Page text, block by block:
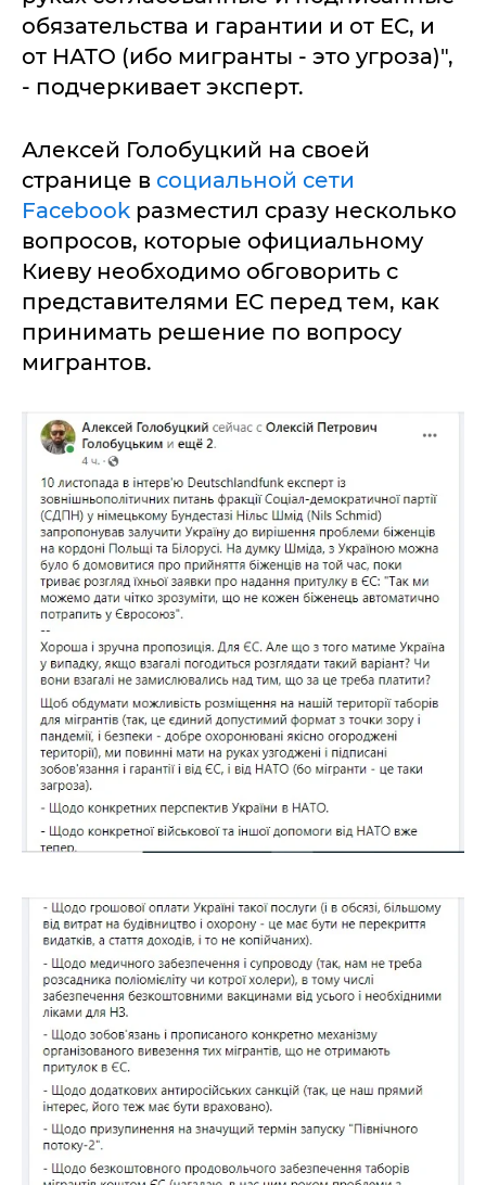
обязательства и гарантии и от ЕС, и
от НАТО (ибо мигранты - это угроза)",
- подчеркивает эксперт.
Алексей Голобуцкий на своей
странице в социальной сети
Facebook разместил сразу несколько
вопросов, которые официальному
Киеву необходимо обговорить с
представителями ЕС перед тем, как
принимать решение по вопросу
мигрантов.